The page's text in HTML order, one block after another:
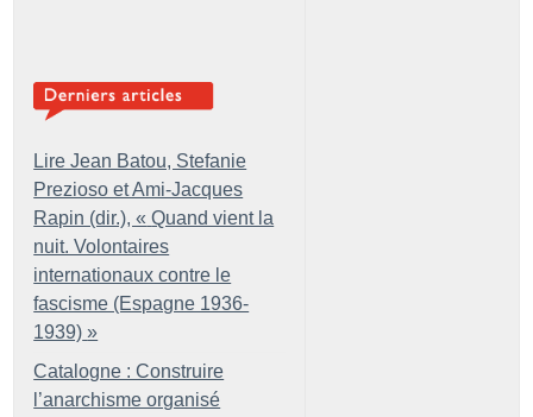
Lire Jean Batou, Stefanie
Prezioso et Ami-Jacques
Rapin (dir.), « Quand vient la
nuit. Volontaires
internationaux contre le
fascisme (Espagne 1936-
1939) »
Catalogne : Construire
l’anarchisme organisé